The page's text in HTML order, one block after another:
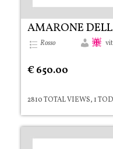
Rosso
€ 650.00
2810 TOTAL VIEWS, 1